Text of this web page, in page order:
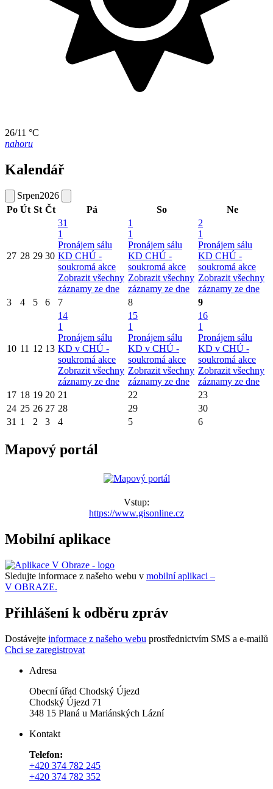
26/11 °C
nahoru
Kalendář
Srpen2026
Po Út St Čt Pá So Ne
27 28 29 30
31
1
Pronájem sálu
KD CHÚ -
soukromá akce
Zobrazit všechny
záznamy ze dne
1
1
Pronájem sálu
KD CHÚ -
soukromá akce
Zobrazit všechny
záznamy ze dne
2
1
Pronájem sálu
KD CHÚ -
soukromá akce
Zobrazit všechny
záznamy ze dne
3
4 5 6 7 8 9
10 11 12 13
14
1
Pronájem sálu
KD v CHÚ -
soukromá akce
Zobrazit všechny
záznamy ze dne
15
1
Pronájem sálu
KD v CHÚ -
soukromá akce
Zobrazit všechny
záznamy ze dne
16
1
Pronájem sálu
KD v CHÚ -
soukromá akce
Zobrazit všechny
záznamy ze dne
17 18 19 20 21 22
23
24 25 26 27 28 29
30
31 1 2 3 4 5 6
Mapový portál
Vstup:
https://www.gisonline.cz
Mobilní aplikace
Sledujte informace z našeho webu v mobilní aplikaci –
V OBRAZE.
Přihlášení k odběru zpráv
Dostávejte informace z našeho webu prostřednictvím SMS a e-mailů
Chci se zaregistrovat
Adresa
Obecní úřad Chodský Újezd
Chodský Újezd 71
348 15 Planá u Mariánských Lázní
Kontakt
Telefon:
+420 374 782 245
+420 374 782 352